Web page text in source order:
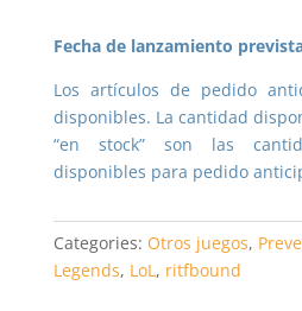
Fecha de lanzamiento
Los artículos de pedido
disponibles. La cantidad
“en stock” son las
disponibles para pedido
Categories: Otros juegos,
Legends, LoL , ritfbound